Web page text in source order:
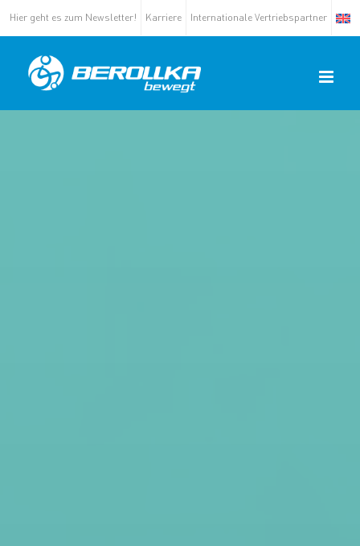
Zum
Inhalt
springen
Hier geht es zum Newsletter! Karriere Internationale Vertriebspartner